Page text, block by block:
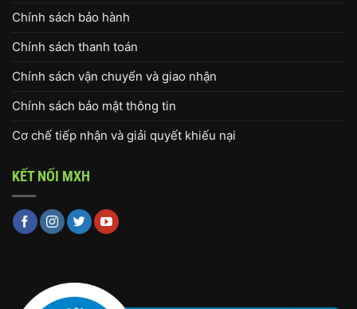
Chính sách bảo hành
Chính sách thanh toán
Chính sách vận chuyển và giao nhận
Chính sách bảo mật thông tin
Cơ chế tiếp nhận và giải quyết khiếu nại
KẾT NỐI MXH